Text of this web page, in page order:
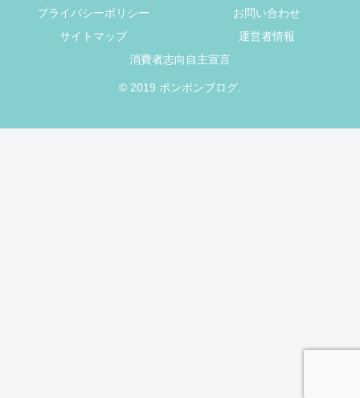
プライバシーポリシー
お問い合わせ
サイトマップ
運営者情報
消費者志向自主宣言
© 2019 ポンポンブログ.